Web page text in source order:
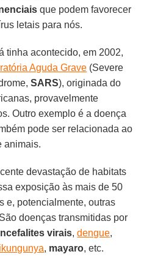
que podem favorecer
letais para nós.
tinha acontecido, em 2002,
Aguda Grave (Severe
SARS), originada do
provavelmente
Outro exemplo é a doença
pode ser relacionada ao
animais.
devastação de habitats
exposição às mais de 50
e, potencialmente, outras
doenças transmitidas por
virais,dengue,
, mayaro, etc.